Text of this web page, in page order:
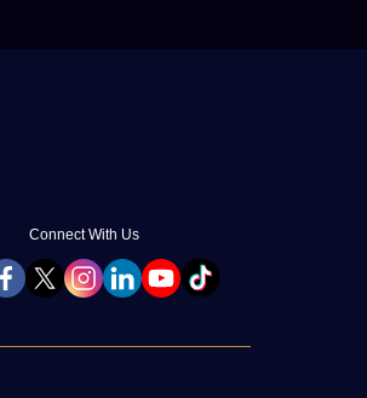
Connect With Us